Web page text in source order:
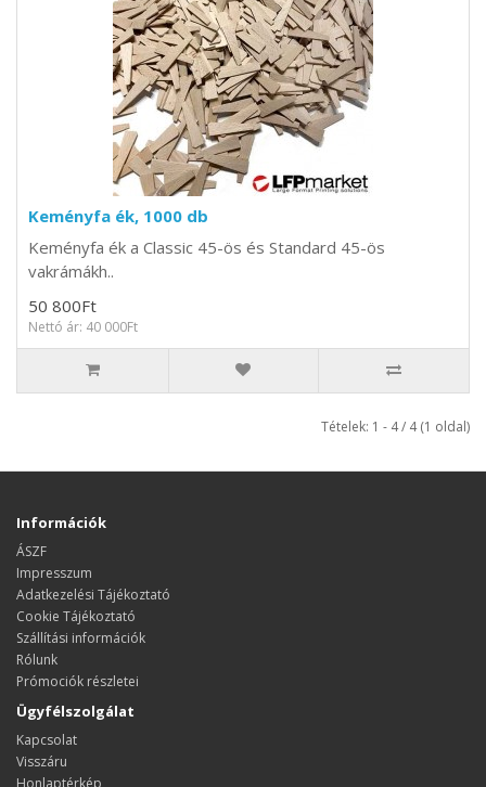
Keményfa ék, 1000 db
Keményfa ék a Classic 45-ös és Standard 45-ös
vakrámákh..
50 800Ft
Nettó ár: 40 000Ft
Tételek: 1 - 4 / 4 (1 oldal)
Információk
ÁSZF
Impresszum
Adatkezelési Tájékoztató
Cookie Tájékoztató
Szállítási információk
Rólunk
Prómociók részletei
Ügyfélszolgálat
Kapcsolat
Visszáru
Honlaptérkép